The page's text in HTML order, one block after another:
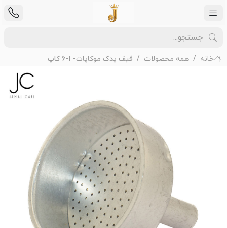
خانه همه محصولات قیف یدک موکاپات- 1-6 کاپ